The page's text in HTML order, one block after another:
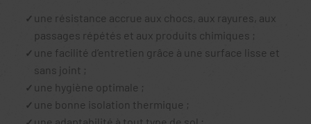
une résistance accrue aux chocs, aux rayures, aux
passages répétés et aux produits chimiques ;
une facilité d’entretien grâce à une surface lisse et
sans joint ;
une hygiène optimale ;
une bonne isolation thermique ;